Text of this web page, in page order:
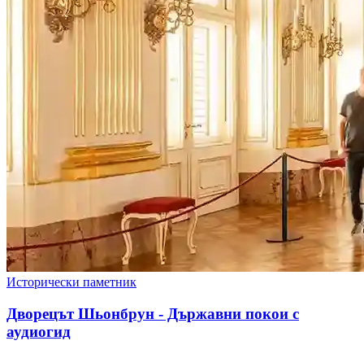
Исторически паметник
Дворецът Шьонбрун - Държавни покои с
аудиогид